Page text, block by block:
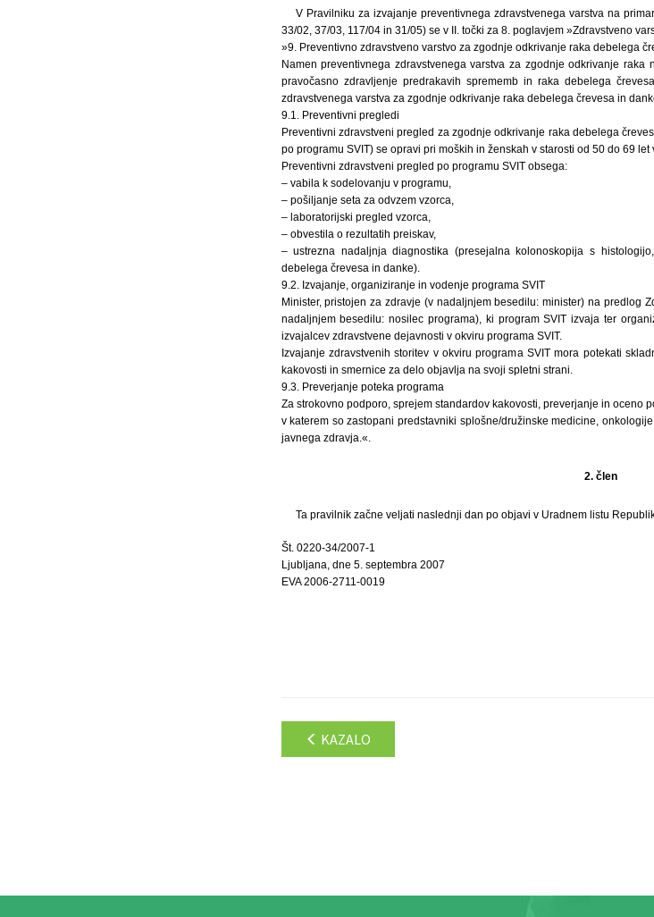
V Pravilniku za izvajanje preventivnega zdravstvenega varstva na
33/02, 37/03, 117/04 in 31/05) se v II. točki za 8. poglavjem »Zdravstveno
»9. Preventivno zdravstveno varstvo za zgodnje odkrivanje raka debelega
Namen preventivnega zdravstvenega varstva za zgodnje odkrivanje
pravočasno zdravljenje predrakavih sprememb in raka debelega
zdravstvenega varstva za zgodnje odkrivanje raka debelega črevesa in
9.1. Preventivni pregledi
Preventivni zdravstveni pregled za zgodnje odkrivanje raka debelega
po programu SVIT) se opravi pri moških in ženskah v starosti od 50 do 69 let
Preventivni zdravstveni pregled po programu SVIT obsega:
– vabila k sodelovanju v programu,
– pošiljanje seta za odvzem vzorca,
– laboratorijski pregled vzorca,
– obvestila o rezultatih preiskav,
– ustrezna nadaljnja diagnostika (presejalna kolonoskopija s
debelega črevesa in danke).
9.2. Izvajanje, organiziranje in vodenje programa SVIT
Minister, pristojen za zdravje (v nadaljnjem besedilu: minister) na predlog
nadaljnjem besedilu: nosilec programa), ki program SVIT izvaja ter
izvajalcev zdravstvene dejavnosti v okviru programa SVIT.
Izvajanje zdravstvenih storitev v okviru programa SVIT mora potekati
kakovosti in smernice za delo objavlja na svoji spletni strani.
9.3. Preverjanje poteka programa
Za strokovno podporo, sprejem standardov kakovosti, preverjanje in oceno
v katerem so zastopani predstavniki splošne/družinske medicine,
javnega zdravja.«.
2. člen
Ta pravilnik začne veljati naslednji dan po objavi v Uradnem listu
Št. 0220-34/2007-1
Ljubljana, dne 5. septembra 2007
EVA 2006-2711-0019
KAZALO